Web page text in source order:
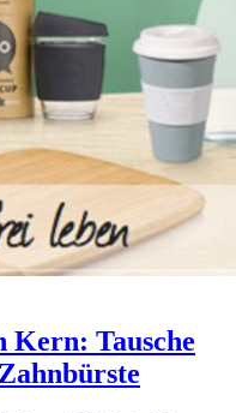
Kern: Tausche